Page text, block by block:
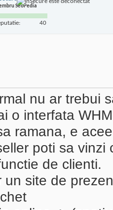
SeoPedia
40
nu ar trebui
o interfata
ramana, e
poti sa
de clienti.
un site de